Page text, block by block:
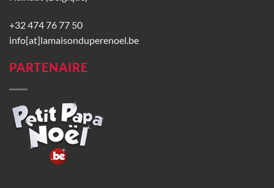
+32 474 76 77 50
info[at]lamaisonduperenoel.be
PARTENAIRE